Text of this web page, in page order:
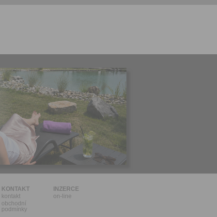
KONTAKT
kontakt
obchodní
podmínky
INZERCE
on-line
sdělení
v Praze.
let, nebo
pro tento
starší 16
s